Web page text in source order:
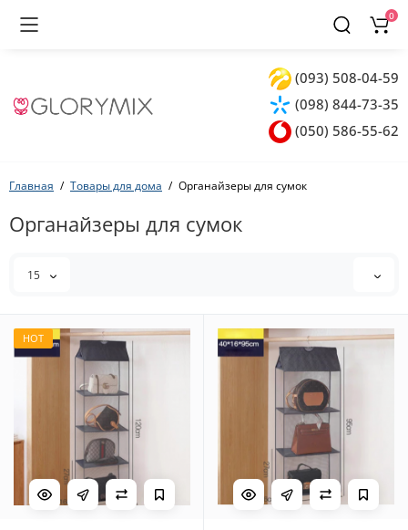
(093) 508-04-59
(098) 844-73-35
(050) 586-55-62
0
Главная Товары для дома Органайзеры для сумок
Органайзеры для сумок
15
HOT